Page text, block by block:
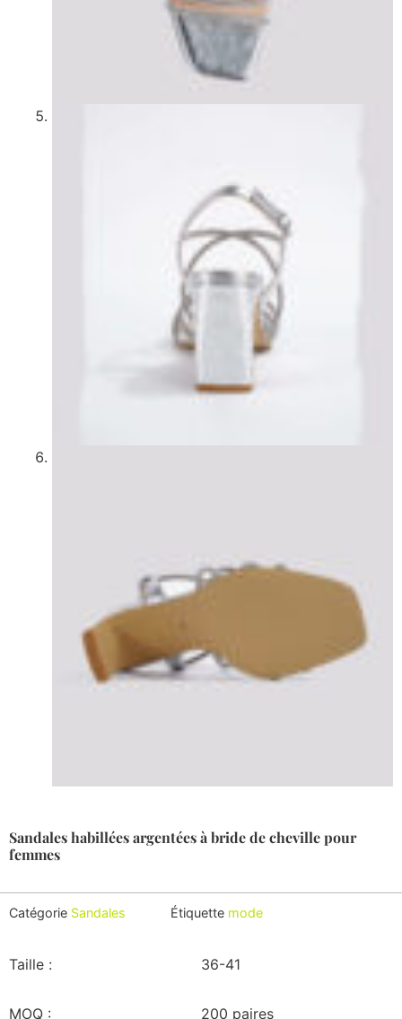
Sandales habillées argentées à bride de cheville pour
femmes
Catégorie Sandales Étiquette mode
Taille : 36-41
MOQ : 200 paires